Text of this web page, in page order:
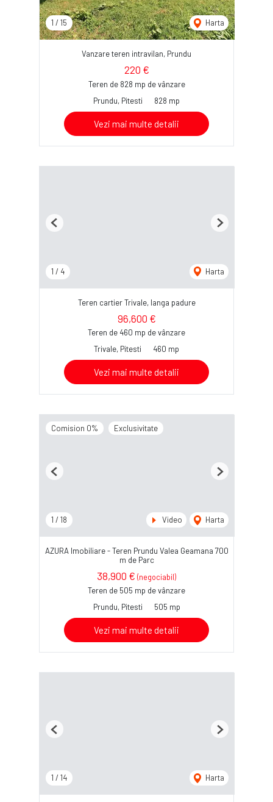
1 / 15 Harta
Vanzare teren intravilan, Prundu
220 €
Teren de 828 mp de vânzare
Prundu, Pitesti
828 mp
Vezi mai multe detalii
1 / 4 Harta
Previous Next
Teren cartier Trivale, langa padure
96,600 €
Teren de 460 mp de vânzare
Trivale, Pitesti
460 mp
Vezi mai multe detalii
Comision 0% Exclusivitate
1 / 18 Video Harta
Previous Next
AZURA Imobiliare - Teren Prundu Valea Geamana 700
m de Parc
38,900 € (negociabil)
Teren de 505 mp de vânzare
Prundu, Pitesti
505 mp
Vezi mai multe detalii
1 / 14 Harta
Previous Next